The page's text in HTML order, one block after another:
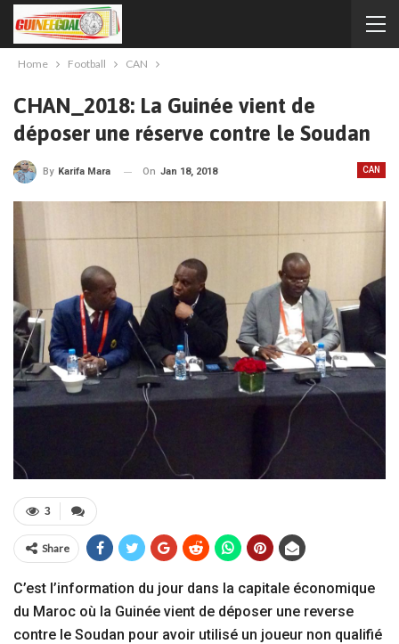
Home Football CAN
CHAN_2018: La Guinée vient de
déposer une réserve contre le Soudan
CAN
By Karifa Mara On Jan 18, 2018
3
Share
C’est l’information du jour dans la capitale économique
du Maroc où la Guinée vient de déposer une reverse
contre le Soudan pour avoir utilisé un joueur non qualifié